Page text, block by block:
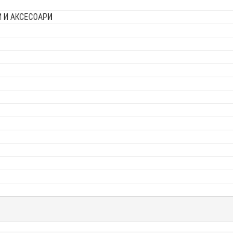
И АКСЕСОАРИ